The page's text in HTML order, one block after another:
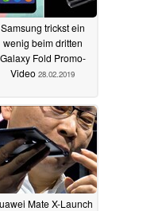
Samsung trickst ein
wenig beim dritten
Galaxy Fold Promo-
Video 28.02.2019
Mate X-Launch